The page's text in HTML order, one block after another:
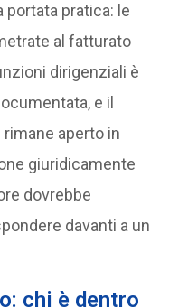
portata pratica: le
al fatturato
dirigenziali è
e il
aperto in
giuridicamente
dovrebbe
davanti a un
chi è dentro